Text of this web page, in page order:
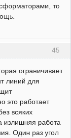
то
45
ограничивает
линий для
это работает
всяких
излишняя работа
Один раз угол